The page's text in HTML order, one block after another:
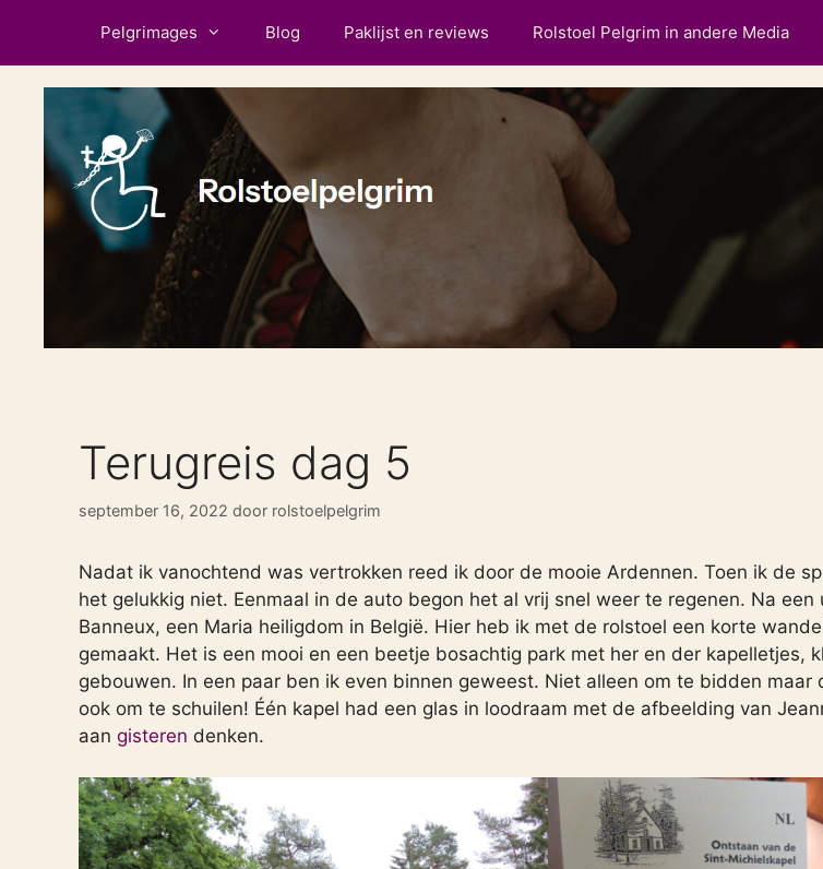
de
inhoud
Pelgrimages Blog Paklijst en reviews Rolstoel Pelgrim in andere Media
Terugreis dag 5
september 16, 2022 door rolstoelpelgrim
Nadat ik vanochtend was vertrokken reed ik door de mooie Ardennen. Toen ik de
het gelukkig niet. Eenmaal in de auto begon het al vrij snel weer te regenen. Na een
Banneux, een Maria heiligdom in België. Hier heb ik met de rolstoel een korte
gemaakt. Het is een mooi en een beetje bosachtig park met her en der kapelletjes,
gebouwen. In een paar ben ik even binnen geweest. Niet alleen om te bidden maar
ook om te schuilen! Één kapel had een glas in loodraam met de afbeelding van
aan gisteren denken.